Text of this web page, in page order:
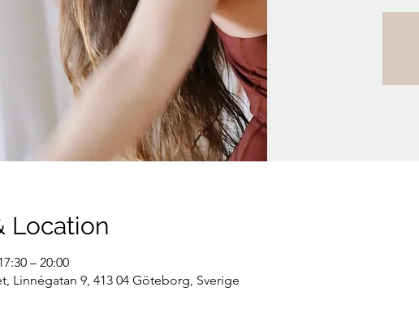
Location
– 20:00
Linnégatan 9, 413 04 Göteborg, Sverige